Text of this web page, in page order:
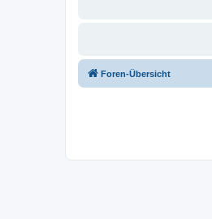
Foren-Übersicht